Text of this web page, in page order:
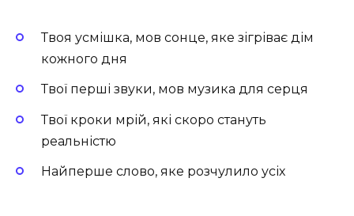
Твоя усмішка, мов сонце, яке зігріває дім
кожного дня
Твої перші звуки, мов музика для серця
Твої кроки мрій, які скоро стануть
реальністю
Найперше слово, яке розчулило усіх